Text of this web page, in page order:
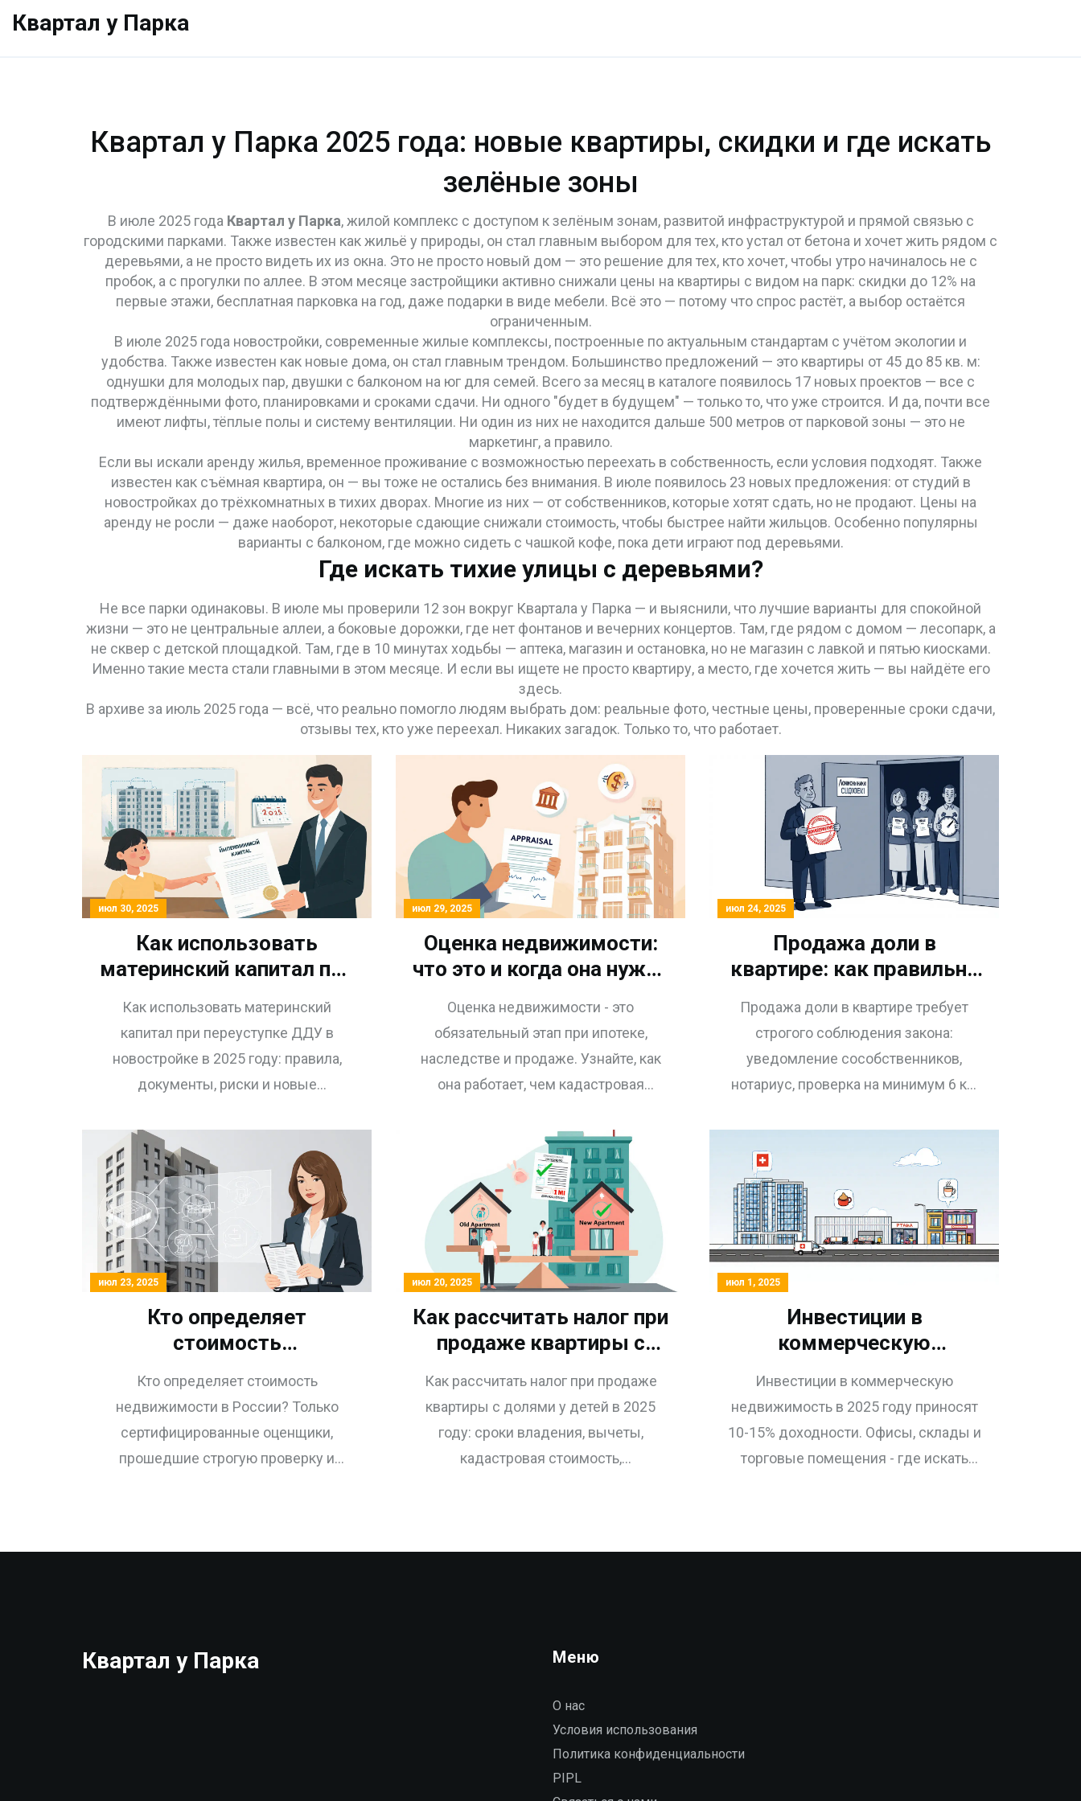
Квартал у Парка
Квартал у Парка 2025 года: новые квартиры, скидки и где искать
зелёные зоны
В июле 2025 года Квартал у Парка,жилой комплекс с доступом к зелёным зонам, развитой инфраструктурой и прямой связью с
городскими парками. Также известен какжильё у природы, он стал главным выбором для тех, кто устал от бетона и хочет жить рядом с
деревьями, а не просто видеть их из окна. Это не просто новый дом — это решение для тех, кто хочет, чтобы утро начиналось не с
пробок, а с прогулки по аллее. В этом месяце застройщики активно снижали цены на квартиры с видом на парк: скидки до 12% на
первые этажи, бесплатная парковка на год, даже подарки в виде мебели. Всё это — потому что спрос растёт, а выбор остаётся
ограниченным.
В июле 2025 года новостройки, современные жилые комплексы, построенные по актуальным стандартам с учётом экологии и
удобства. Также известен как новые дома, он стал главным трендом. Большинство предложений — это квартиры от 45 до 85 кв. м:
однушки для молодых пар, двушки с балконом на юг для семей. Всего за месяц в каталоге появилось 17 новых проектов — все с
подтверждёнными фото, планировками и сроками сдачи. Ни одного "будет в будущем" — только то, что уже строится. И да, почти все
имеют лифты, тёплые полы и систему вентиляции. Ни один из них не находится дальше 500 метров от парковой зоны — это не
маркетинг, а правило.
Если вы искали аренду жилья, временное проживание с возможностью переехать в собственность, если условия подходят. Также
известен как съёмная квартира, он — вы тоже не остались без внимания. В июле появилось 23 новых предложения: от студий в
новостройках до трёхкомнатных в тихих дворах. Многие из них — от собственников, которые хотят сдать, но не продают. Цены на
аренду не росли — даже наоборот, некоторые сдающие снижали стоимость, чтобы быстрее найти жильцов. Особенно популярны
варианты с балконом, где можно сидеть с чашкой кофе, пока дети играют под деревьями.
Где искать тихие улицы с деревьями?
Не все парки одинаковы. В июле мы проверили 12 зон вокруг Квартала у Парка — и выяснили, что лучшие варианты для спокойной
жизни — это не центральные аллеи, а боковые дорожки, где нет фонтанов и вечерних концертов. Там, где рядом с домом — лесопарк, а
не сквер с детской площадкой. Там, где в 10 минутах ходьбы — аптека, магазин и остановка, но не магазин с лавкой и пятью киосками.
Именно такие места стали главными в этом месяце. И если вы ищете не просто квартиру, а место, где хочется жить — вы найдёте его
здесь.
В архиве за июль 2025 года — всё, что реально помогло людям выбрать дом: реальные фото, честные цены, проверенные сроки сдачи,
отзывы тех, кто уже переехал. Никаких загадок. Только то, что работает.
июл 30, 2025
Как использовать
материнский капитал при
новостройке в 2025 году
Как использовать материнский
капитал при переуступке ДДУ в
новостройке в 2025 году: правила,
документы, риски и новые
отказа ПФР и сэкономить до 1,7 млн
рублей.
июл 29, 2025
Оценка недвижимости:
что это и когда она нужна
покупателю
Оценка недвижимости - это
обязательный этап при ипотеке,
наследстве и продаже. Узнайте, как
она работает, чем кадастровая
почему игнорировать её -
дорогостоящая ошибка.
июл 24, 2025
Продажа доли в
квартире: как правильно
оформить сделку и не
потерять деньги
Продажа доли в квартире требует
строгого соблюдения закона:
уведомление сособственников,
нотариус, проверка на минимум 6 кв.
Ошибки ведут к отмене сделки.
июл 23, 2025
Кто определяет
стоимость
оценщики и их
требования в России
2025
Кто определяет стоимость
недвижимости в России? Только
сертифицированные оценщики,
прошедшие строгую проверку и
июл 20, 2025
Как рассчитать налог при
продаже квартиры с
году
Как рассчитать налог при продаже
квартиры с долями у детей в 2025
году: сроки владения, вычеты,
кадастровая стоимость,
июл 1, 2025
Инвестиции в
коммерческую
офисы, склады,
торговые помещения -
где и как заработать
Инвестиции в коммерческую
недвижимость в 2025 году приносят
10-15% доходности. Офисы, склады и
торговые помещения - где искать
Квартал у Парка Меню
О нас
Условия использования
Политика конфиденциальности
PIPL